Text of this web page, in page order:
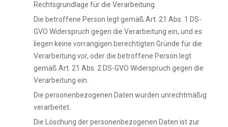
Rechtsgrundlage für die Verarbeitung.
Die betroffene Person legt gemäß Art. 21 Abs. 1 DS-
GVO Widerspruch gegen die Verarbeitung ein, und es
liegen keine vorrangigen berechtigten Gründe für die
Verarbeitung vor, oder die betroffene Person legt
gemäß Art. 21 Abs. 2 DS-GVO Widerspruch gegen die
Verarbeitung ein.
Die personenbezogenen Daten wurden unrechtmäßig
verarbeitet.
Die Löschung der personenbezogenen Daten ist zur